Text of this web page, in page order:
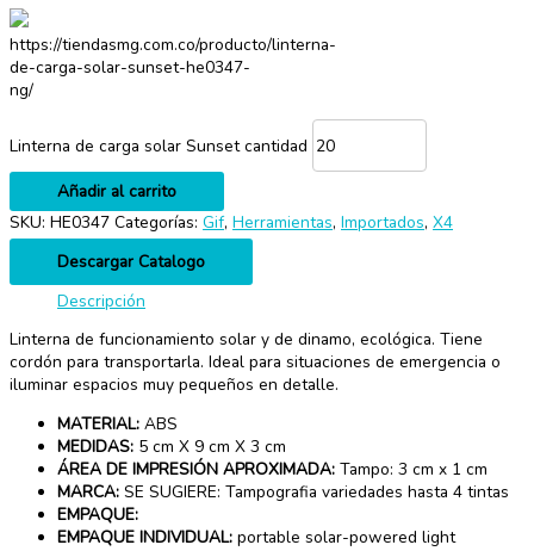
https://tiendasmg.com.co/producto/linterna-
de-carga-solar-sunset-he0347-
ng/
Linterna de carga solar Sunset cantidad
Añadir al carrito
SKU: HE0347 Categorías: Gif, Herramientas, Importados, X4
Descargar Catalogo
Descripción
Linterna de funcionamiento solar y de dinamo, ecológica. Tiene
cordón para transportarla. Ideal para situaciones de emergencia o
iluminar espacios muy pequeños en detalle.
MATERIAL: ABS
MEDIDAS: 5 cm X 9 cm X 3 cm
ÁREA DE IMPRESIÓN APROXIMADA: Tampo: 3 cm x 1 cm
MARCA: SE SUGIERE: Tampografia variedades hasta 4 tintas
EMPAQUE:
EMPAQUE INDIVIDUAL: portable solar-powered light